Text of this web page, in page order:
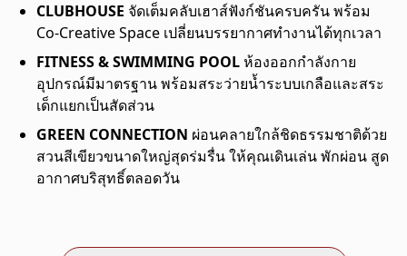
CLUBHOUSE จัดเต็มคลับเฮาส์ฟังก์ชันครบครัน พร้อม
Co-Creative Space เปลี่ยนบรรยากาศทำงานได้ทุกเวลา
FITNESS & SWIMMING POOLห้องออกกำลังกาย
อุปกรณ์มีมาตรฐาน พร้อมสระว่ายน้ำระบบเกลือและสระ
เด็กแยกเป็นสัดส่วน
GREEN CONNECTION ผ่อนคลายใกล้ชิดธรรมชาติด้วย
สวนสีเขียวขนาดใหญ่สุดร่มรื่น ให้คุณเดินเล่น พักผ่อน สูด
อากาศบริสุทธิ์ตลอดวัน